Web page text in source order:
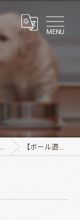
MENU
【ボール遊び】